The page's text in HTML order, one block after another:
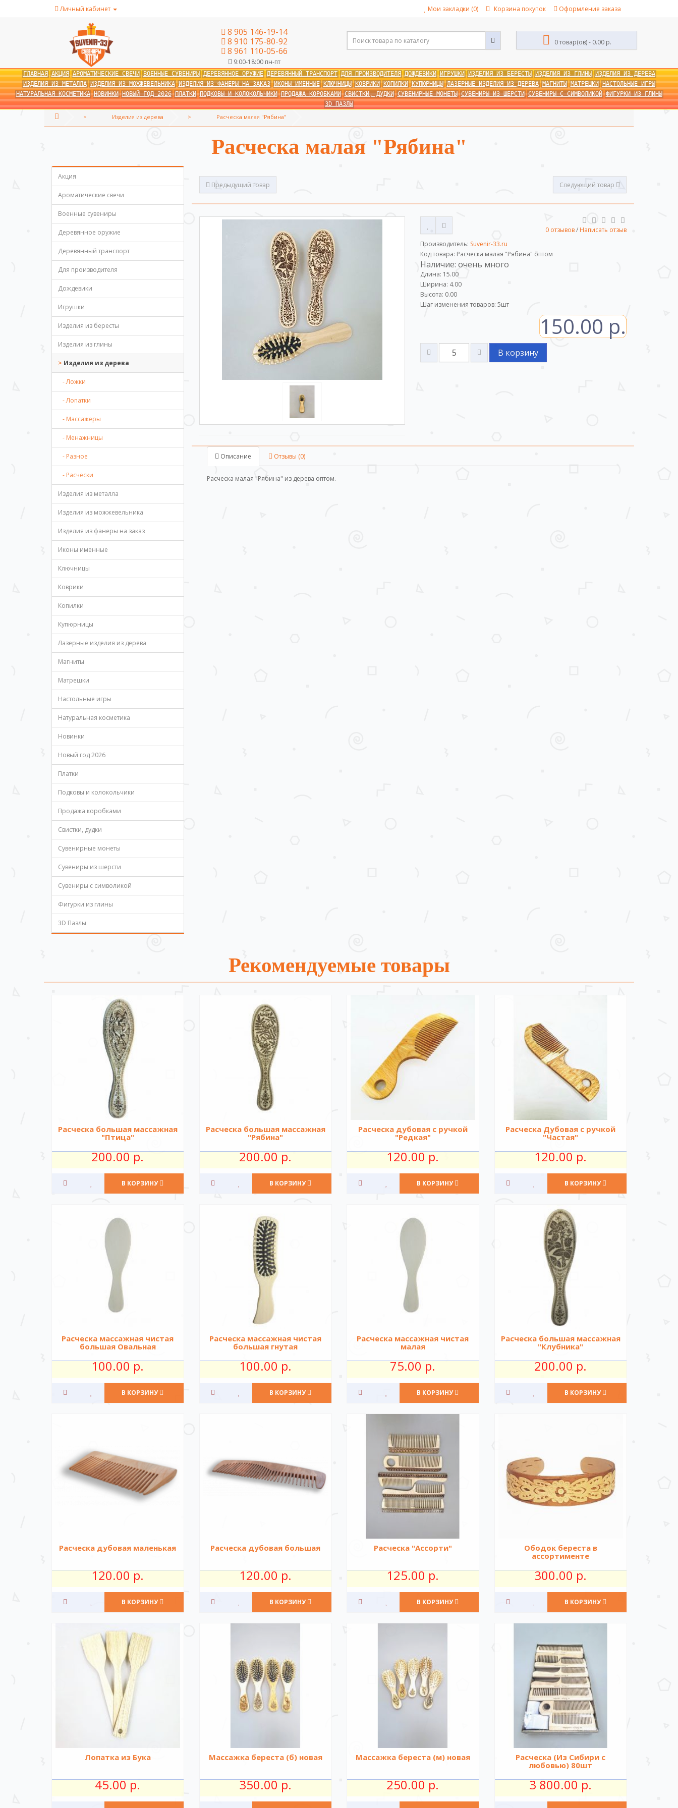
Личный кабинет Мои закладки (0) Корзина покупок Оформление заказа
8 905 146-19-14
8 910 175-80-92
8 961 110-05-66
9:00-18:00 пн-пт
0 товар(ов) - 0.00 р.
ГЛАВНАЯ АКЦИЯ АРОМАТИЧЕСКИЕ СВЕЧИ ВОЕННЫЕ СУВЕНИРЫ ДЕРЕВЯННОЕ ОРУЖИЕ ДЕРЕВЯННЫЙ ТРАНСПОРТ ДЛЯ ПРОИЗВОДИТЕЛЯ ДОЖДЕВИКИ ИГРУШКИ ИЗДЕЛИЯ ИЗ БЕРЕСТЫ ИЗДЕЛИЯ ИЗ ГЛИНЫ
ИЗДЕЛИЯ ИЗ ДЕРЕВА
ИЗДЕЛИЯ ИЗ МЕТАЛЛА ИЗДЕЛИЯ ИЗ МОЖЖЕВЕЛЬНИКА ИЗДЕЛИЯ ИЗ ФАНЕРЫ НА ЗАКАЗ ИКОНЫ ИМЕННЫЕ КЛЮЧНИЦЫ КОВРИКИ КОПИЛКИ КУПЮРНИЦЫ ЛАЗЕРНЫЕ ИЗДЕЛИЯ ИЗ ДЕРЕВА МАГНИТЫ МАТРЕШКИ НАСТОЛЬНЫЕ ИГРЫ
НАТУРАЛЬНАЯ КОСМЕТИКА НОВИНКИ НОВЫЙ ГОД 2026 ПЛАТКИ ПОДКОВЫ И КОЛОКОЛЬЧИКИ ПРОДАЖА КОРОБКАМИ СВИСТКИ, ДУДКИ СУВЕНИРНЫЕ МОНЕТЫ СУВЕНИРЫ ИЗ ШЕРСТИ СУВЕНИРЫ С СИМВОЛИКОЙ ФИГУРКИ ИЗ ГЛИНЫ
3D ПАЗЛЫ
Изделия из дерева Расческа малая "Рябина"
Расческа малая "Рябина"
Акция
Ароматические свечи
Военные сувениры
Деревянное оружие
Деревянный транспорт
Для производителя
Дождевики
Игрушки
Изделия из бересты
Изделия из глины
Изделия из дерева
- Ложки
- Лопатки
- Массажеры
- Менажницы
- Разное
- Расчёски
Изделия из металла
Изделия из можжевельника
Изделия из фанеры на заказ
Иконы именные
Ключницы
Коврики
Копилки
Купюрницы
Лазерные изделия из дерева
Магниты
Матрешки
Настольные игры
Натуральная косметика
Новинки
Новый год 2026
Платки
Подковы и колокольчики
Продажа коробками
Свистки, дудки
Сувенирные монеты
Сувениры из шерсти
Сувениры с символикой
Фигурки из глины
3D Пазлы
Предыдущий товар Следующий товар
0 отзывов/ Написать отзыв
Производитель: Suvenir-33.ru
Код товара: Расческа малая "Рябина" оптом
Наличие: очень много
Длина: 15.00
Ширина: 4.00
Высота: 0.00
Шаг изменения товаров:5шт
150.00 р.
В корзину
Описание Отзывы (0)
Расческа малая "Рябина" из дерева оптом.
Рекомендуемые товары
Расческа большая массажная
"Птица"
200.00 р.
В КОРЗИНУ
Расческа большая массажная
"Рябина"
200.00 р.
В КОРЗИНУ
Расческа дубовая с ручкой
"Редкая"
120.00 р.
В КОРЗИНУ
Расческа Дубовая с ручкой
"Частая"
120.00 р.
В КОРЗИНУ
Расческа массажная чистая
большая Овальная
100.00 р.
В КОРЗИНУ
Расческа массажная чистая
большая гнутая
100.00 р.
В КОРЗИНУ
Расческа массажная чистая
малая
75.00 р.
В КОРЗИНУ
Расческа большая массажная
"Клубника"
200.00 р.
В КОРЗИНУ
Расческа дубовая маленькая
120.00 р.
В КОРЗИНУ
Расческа дубовая большая
120.00 р.
В КОРЗИНУ
Расческа "Ассорти"
125.00 р.
В КОРЗИНУ
Ободок береста в
ассортименте
300.00 р.
В КОРЗИНУ
Лопатка из Бука
45.00 р.
Массажка береста (б) новая
350.00 р.
Массажка береста (м) новая
250.00 р.
Расческа (Из Сибири с
любовью) 80шт
3 800.00 р.